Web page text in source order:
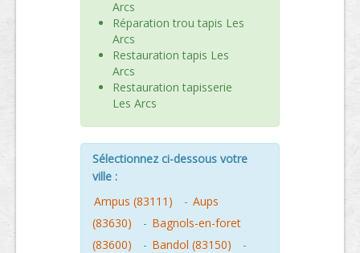
Arcs
Réparation trou tapis Les
Arcs
Restauration tapis Les
Arcs
Restauration tapisserie
Les Arcs
Sélectionnez ci-dessous votre
ville :
Ampus (83111)
- Aups
(83630)
- Bagnols-en-foret
(83600)
- Bandol (83150)
-